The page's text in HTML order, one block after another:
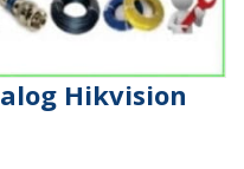
Hikvision